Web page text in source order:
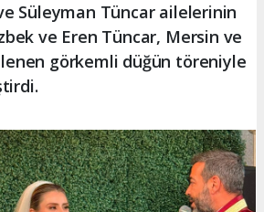
Süleyman Tüncar ailelerinin
ve Eren Tüncar, Mersin ve
görkemli düğün töreniyle